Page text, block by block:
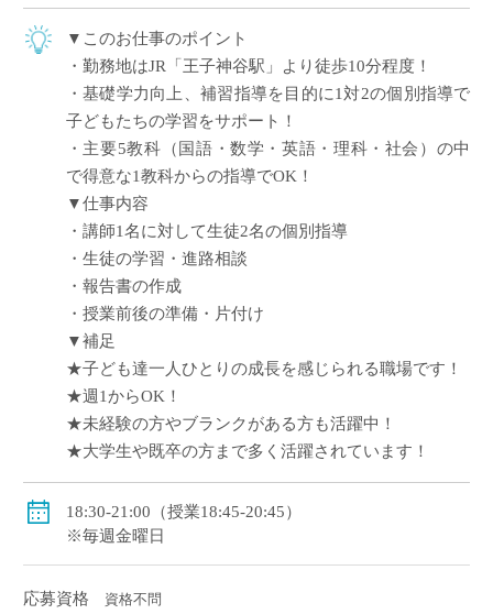
▼このお仕事のポイント
・勤務地はJR「王子神谷駅」より徒歩10分程度！
・基礎学力向上、補習指導を目的に1対2の個別指導で
子どもたちの学習をサポート！
・主要5教科（国語・数学・英語・理科・社会）の中
で得意な1教科からの指導でOK！
▼仕事内容
・講師1名に対して生徒2名の個別指導
・生徒の学習・進路相談
・報告書の作成
・授業前後の準備・片付け
▼補足
★子ども達一人ひとりの成長を感じられる職場です！
★週1からOK！
★未経験の方やブランクがある方も活躍中！
★大学生や既卒の方まで多く活躍されています！
18:30-21:00（授業18:45-20:45）
※毎週金曜日
応募資格 資格不問